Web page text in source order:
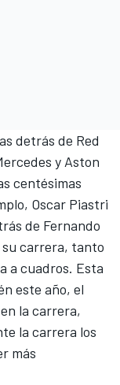
detrás de Red
y Aston
centésimas
Oscar Piastri
de Fernando
su carrera, tanto
a cuadros. Esta
este año, el
la carrera,
la carrera los
más